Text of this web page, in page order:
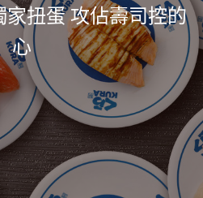
扭蛋 攻佔壽司控的
心